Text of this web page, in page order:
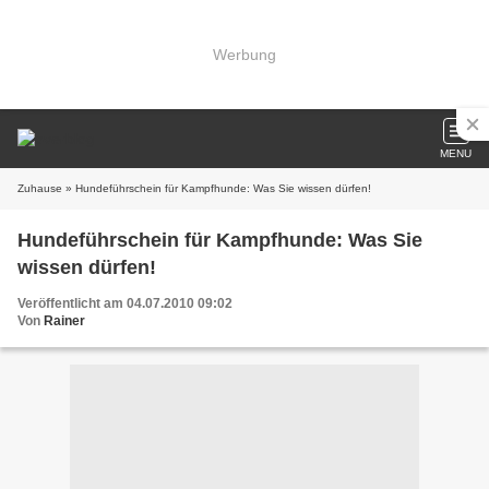
Werbung
MENU
Zuhause » Hundeführschein für Kampfhunde: Was Sie wissen dürfen!
Hundeführschein für Kampfhunde: Was Sie
wissen dürfen!
Veröffentlicht am 04.07.2010 09:02
Von Rainer